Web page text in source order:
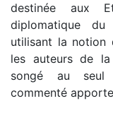
destinée aux
diplomatique du
utilisant la notion
les auteurs de
songé au seul
commenté